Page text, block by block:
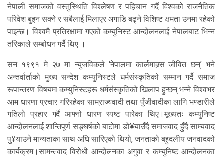
नेपाली समाजको वस्तुस्थिति विश्लेषण र पहिचान गर्दै विश्वको राजनैतिक
परिवेश बुझ्न सक्ने र सबैलाई मिलाएर अगाडि बढ्ने विशिष्ट क्षमता उनमा रहेको
पाइन्छ। विश्वमै प्रतिरक्षामा गएको कम्युनिस्ट आन्दोलनलाई नेपालबाट भिन्न
तरिकाले सम्बोधन गर्दै थिए ।
सन १९९१ मे २७ मा न्युजविकले ‘नेपालमा कार्लमाक्र्स जीवित छन्’ भने
अन्तर्वार्ताको मुख्य सन्देश कम्युनिस्टले धर्मसंस्कृतिको सम्मान गर्दै समाज
रूपान्तरण विषयमा कम्युनिस्टहरू धर्मसंस्कृतिको खिलाप हुन्छन् भन्ने विश्वभर
आम धारणा प्रचार गरिरहेका साम्राज्यवादी तथा पुँजीवादीका लागि भण्डारीले
गतिलो प्रहार गर्दै आफ्नो धारण स्पष्ट पारेका थिए।मूख्यतः कम्युनिष्ट
आन्दोलनलाई शान्तिपूर्ण सङ्घर्षको बाटोमा डो¥याउँदै समाजवाद हुँदै साम्यवाद
पु¥याउने मान्यताका साथ अघि सारिएको थियो, जनताको बहुदलीय जनवादको
कार्यक्रम।सामन्तवाद विरोधी आन्दोलनका अगुवा र कम्युनिष्ट आन्दोलनका